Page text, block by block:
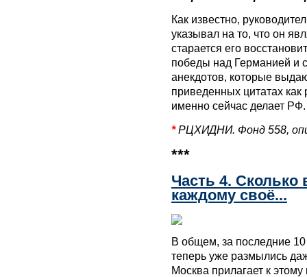
Как известно,
указывал на то, что он
старается его
победы над Германией и
анекдотов, которые
приведенных цитатах как
именно сейчас делает РФ.
*РЦХИДНИ. Фонд 558,
***
Часть 4. Сколько
каждому своё...
В общем, за последние
теперь уже размылись
Москва прилагает к